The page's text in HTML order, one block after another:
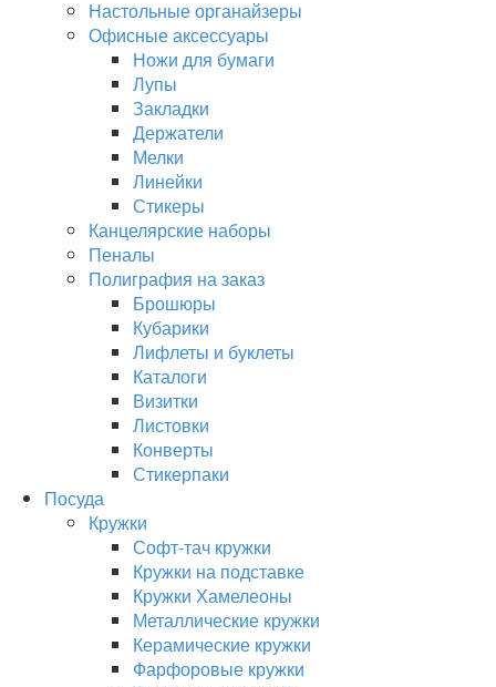
Настольные органайзеры
Офисные аксессуары
Ножи для бумаги
Лупы
Закладки
Держатели
Мелки
Линейки
Стикеры
Канцелярские наборы
Пеналы
Полиграфия на заказ
Брошюры
Кубарики
Лифлеты и буклеты
Каталоги
Визитки
Листовки
Конверты
Стикерпаки
Посуда
Кружки
Софт-тач кружки
Кружки на подставке
Кружки Хамелеоны
Металлические кружки
Керамические кружки
Фарфоровые кружки